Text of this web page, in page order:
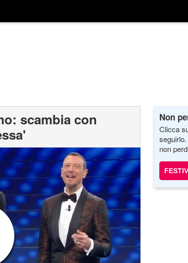
scambia con
Non
Clicca
non